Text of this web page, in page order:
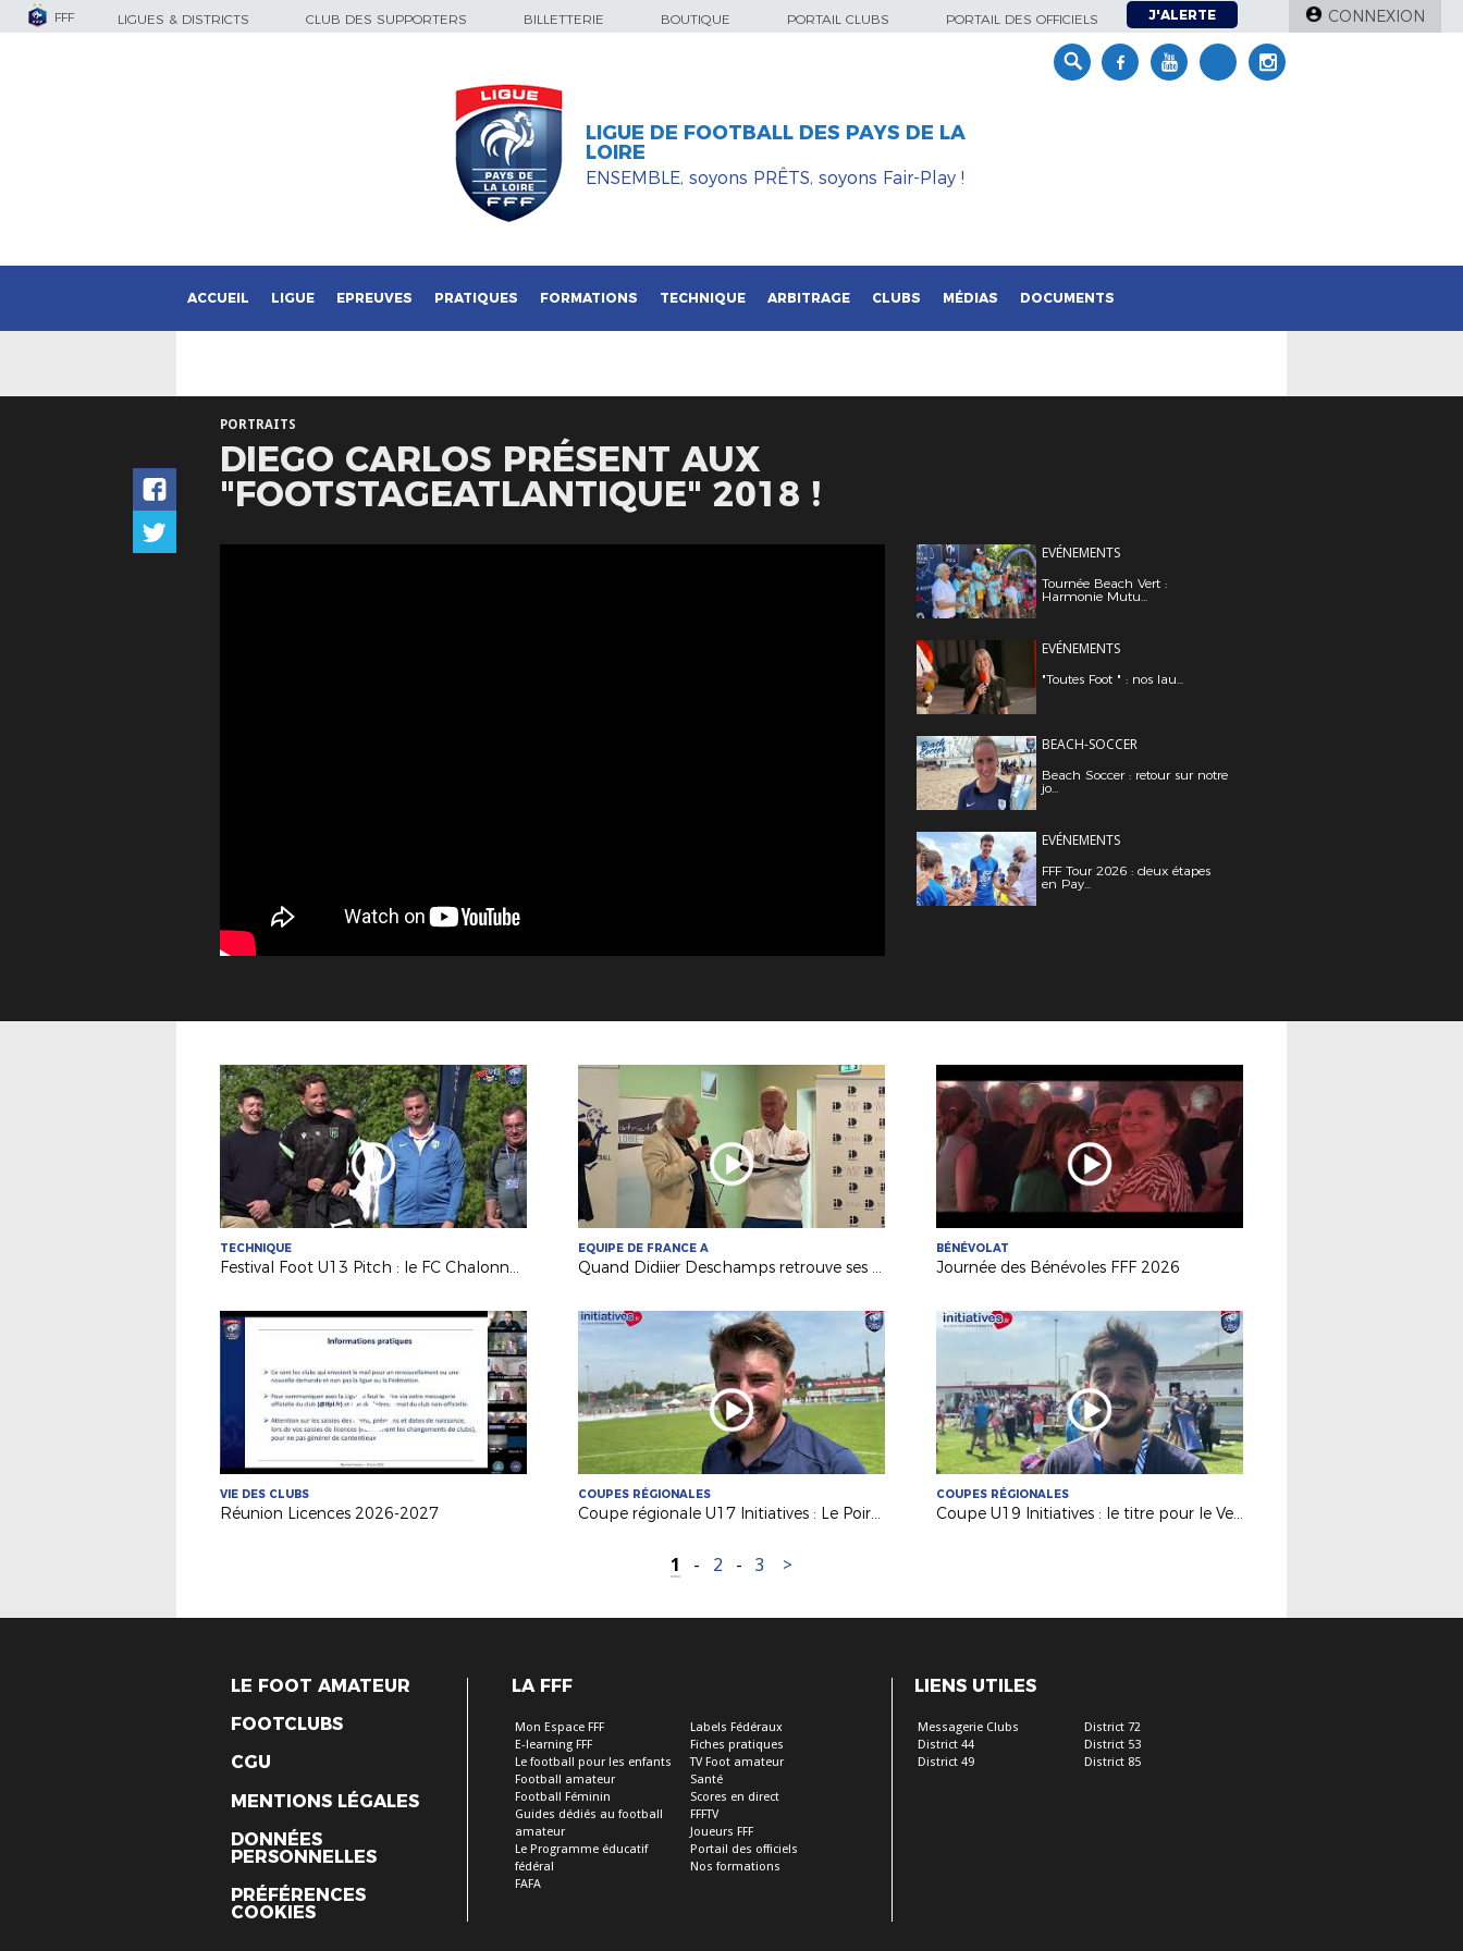
FFF LIGUES & DISTRICTS CLUB DES SUPPORTERS BILLETTERIE BOUTIQUE PORTAIL CLUBS PORTAIL DES OFFICIELS J'ALERTE CONNEXION
LIGUE DE FOOTBALL DES PAYS DE LA
LOIRE
ENSEMBLE, soyons PRÊTS, soyons Fair-Play !
ACCUEIL LIGUE EPREUVES PRATIQUES FORMATIONS TECHNIQUE ARBITRAGE CLUBS MÉDIAS DOCUMENTS
PORTRAITS
DIEGO CARLOS PRÉSENT AUX
"FOOTSTAGEATLANTIQUE" 2018 !
EVÉNEMENTS
Tournée Beach Vert :
Harmonie Mutu...
EVÉNEMENTS
"Toutes Foot " : nos lau...
BEACH-SOCCER
Beach Soccer : retour sur notre
jo...
EVÉNEMENTS
FFF Tour 2026 : deux étapes
en Pay...
TECHNIQUE
Festival Foot U13 Pitch : le FC Chalonnes Chaudefonds club support à l'organisation
EQUIPE DE FRANCE A
Quand Didiier Deschamps retrouve ses racines nantaises...
BÉNÉVOLAT
Journée des Bénévoles FFF 2026
VIE DES CLUBS
Réunion Licences 2026-2027
COUPES RÉGIONALES
Coupe régionale U17 Initiatives : Le Poiré sur Vie remporte l'édition 2026 !
COUPES RÉGIONALES
Coupe U19 Initiatives : le titre pour le Vendée Fontenay Foot
1 - 2 - 3 >
LE FOOT AMATEUR
FOOTCLUBS
CGU
MENTIONS LÉGALES
DONNÉES
PERSONNELLES
PRÉFÉRENCES
COOKIES
LA FFF
Mon Espace FFF
E-learning FFF
Le football pour les enfants
Football amateur
Football Féminin
Guides dédiés au football
amateur
Le Programme éducatif
fédéral
FAFA
Labels Fédéraux
Fiches pratiques
TV Foot amateur
Santé
Scores en direct
FFFTV
Joueurs FFF
Portail des officiels
Nos formations
LIENS UTILES
Messagerie Clubs
District 44
District 49
District 72
District 53
District 85